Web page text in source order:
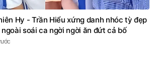
Hy - Trần Hiểu xứng danh nhóc tỳ đẹp
soái ca ngời ngời ăn đứt cả bố